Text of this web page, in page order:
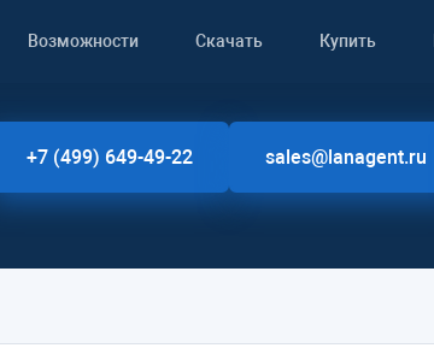
Возможности Скачать Купить
+7 (499) 649-49-22 sales@lanagent.ru